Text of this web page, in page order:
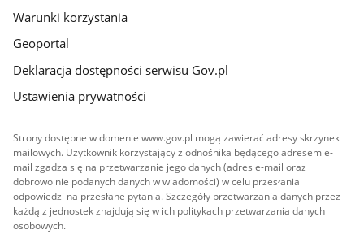
Warunki korzystania
Geoportal
Deklaracja dostępności serwisu Gov.pl
Ustawienia prywatności
Strony dostępne w domenie www.gov.pl mogą zawierać adresy skrzynek
mailowych. Użytkownik korzystający z odnośnika będącego adresem e-
mail zgadza się na przetwarzanie jego danych (adres e-mail oraz
dobrowolnie podanych danych w wiadomości) w celu przesłania
odpowiedzi na przesłane pytania. Szczegóły przetwarzania danych przez
każdą z jednostek znajdują się w ich politykach przetwarzania danych
osobowych.